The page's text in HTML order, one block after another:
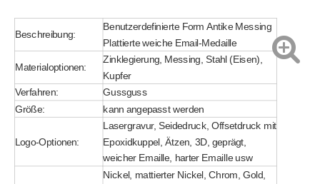
Beschreibung:
Benutzerdefinierte Form Antike Messing
Plattierte weiche Email-Medaille
Materialoptionen:
Zinklegierung, Messing, Stahl (Eisen),
Kupfer
Verfahren:
Gussguss
Größe: kann angepasst werden
Logo-Optionen:
Lasergravur, Seidedruck, Offsetdruck mit
Epoxidkuppel, Ätzen, 3D, geprägt,
weicher Emaille, harter Emaille usw
Nickel, mattierter Nickel, Chrom, Gold,